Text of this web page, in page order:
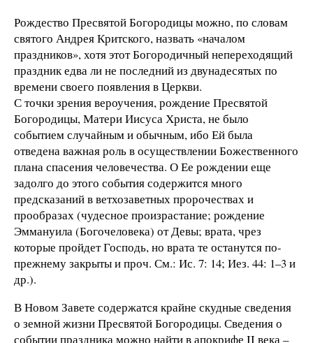
Рождество Пресвятой Богородицы можно, по словам
святого Андрея Критского, назвать «началом
праздников», хотя этот Богородичный непереходящий
праздник едва ли не последний из двунадесятых по
времени своего появления в Церкви.
С точки зрения вероучения, рождение Пресвятой
Богородицы, Матери Иисуса Христа, не было
событием случайным и обычным, ибо Ей была
отведена важная роль в осуществлении Божественного
плана спасения человечества. О Ее рождении еще
задолго до этого события содержится много
предсказаний в ветхозаветных пророчествах и
прообразах (чудесное произрастание; рождение
Эммануила (Богочеловека) от Девы; врата, чрез
которые пройдет Господь, но врата те останутся по-
прежнему закрыты и проч. См.: Ис. 7: 14; Иез. 44: 1–3 и
др.).
В Новом Завете содержатся крайне скудные сведения
о земной жизни Пресвятой Богородицы. Сведения о
событии праздника можно найти в апокрифе II века –